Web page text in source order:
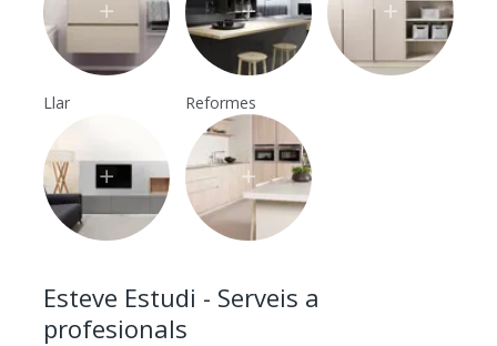
Llar Reformes
Esteve Estudi - Serveis a
profesionals